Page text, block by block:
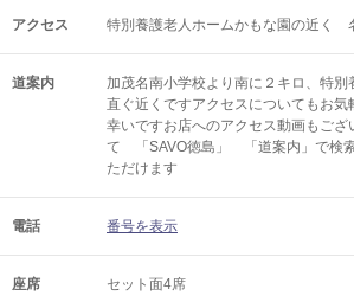
アクセス 特別養護老人ホームかもな園の近く
道案内
加茂名南小学校より南に２キロ、特
直ぐ近くですアクセスについてもお
幸いですお店へのアクセス動画もござ
て 「SAVO徳島」 「道案内」で検
ただけます
電話 番号を表示
座席 セット面4席